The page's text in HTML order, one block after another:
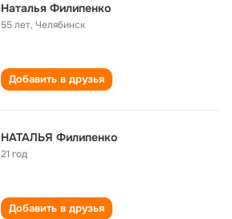
Наталья Филипенко
55 лет,Челябинск
Добавить в друзья
НАТАЛЬЯ Филипенко
21 год
Добавить в друзья